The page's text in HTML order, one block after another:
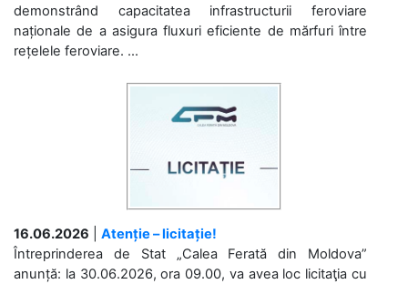
demonstrând capacitatea infrastructurii feroviare
naționale de a asigura fluxuri eficiente de mărfuri între
rețelele feroviare. ...
16.06.2026
Atenție – licitație!
Întreprinderea de Stat „Calea Ferată din Moldova”
anunță: la 30.06.2026, ora 09.00, va avea loc licitaţia cu